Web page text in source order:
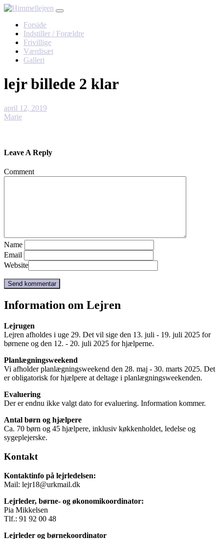
Skip
contentForside
Indstiller / Forældre
Frivillige
Værdisæt
Galleri
lejr billede 2 klar
april 12, 2019
Marie
Leave A Reply
Comment
Name
Email
Website
Information om Lejren
Lejrugen
Lejren afholdes i uge 29. Det vil sige den 13. juli - 19. juli 2025 for
børnene og den 12. - 20. juli 2025 for hjælperne.
Planlægningsweekend
Vi afholder planlægningsweekend den 28. maj - 30. marts 2025. Det
er obligatorisk for hjælpere at deltage i planlægningsweekenden.
Evaluering
Der er endnu ikke valgt dato for evaluering. Information kommer.
Antal børn og hjælpere
Ca. 70 børn og 45 hjælpere, inklusiv køkkenholdet, ledelse og
sygeplejerske.
Kontakt
Kontaktinfo på lejrledelsen:
Mail: lejr18@urkmail.dk
Lejrleder, børne- og økonomikoordinator:
Pia Mikkelsen
Tlf.: 91 92 00 48
Lejrleder og børnekoordinator